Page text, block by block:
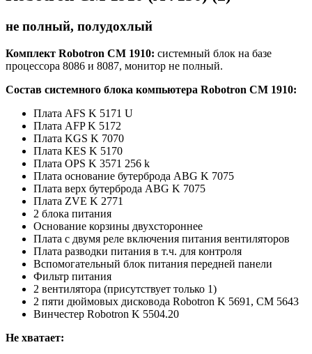
не полный, полудохлый
Комплект Robotron CM 1910: системный блок на базе
процессора 8086 и 8087, монитор не полный.
Состав системного блока компьютера Robotron CM 1910:
Плата AFS K 5171 U
Плата AFP K 5172
Плата KGS K 7070
Плата KES K 5170
Плата OPS K 3571 256 k
Плата основание бутерброда ABG K 7075
Плата верх бутерброда ABG K 7075
Плата ZVE K 2771
2 блока питания
Основание корзины двухстороннее
Плата с двумя реле включения питания вентиляторов
Плата разводки питания в т.ч. для контроля
Вспомогательный блок питания передней панели
Фильтр питания
2 вентилятора (присутствует только 1)
2 пяти дюймовых дисковода Robotron K 5691, СМ 5643
Винчестер Robotron K 5504.20
Не хватает: